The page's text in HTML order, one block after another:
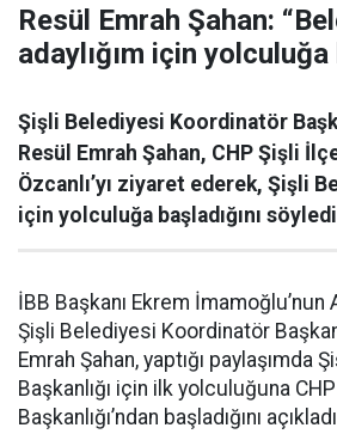
Resül Emrah Şahan:
adaylığım için yolculuğa
Şişli Belediyesi Koordinatör
Resül Emrah Şahan, CHP Şişli
Özcanlı’yı ziyaret ederek, Şişli
için yolculuğa başladığını
İBB Başkanı Ekrem İmamoğlu’nun
Şişli Belediyesi Koordinatör Başkan
Emrah Şahan, yaptığı paylaşımda
Başkanlığı için ilk yolculuğuna
Başkanlığı’ndan başladığını